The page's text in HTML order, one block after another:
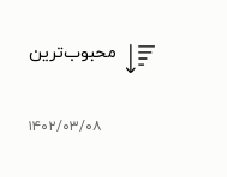
محبوب‌ترین
۱۴۰۲/۰۳/۰۸